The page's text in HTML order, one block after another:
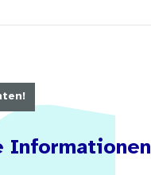
Informationen